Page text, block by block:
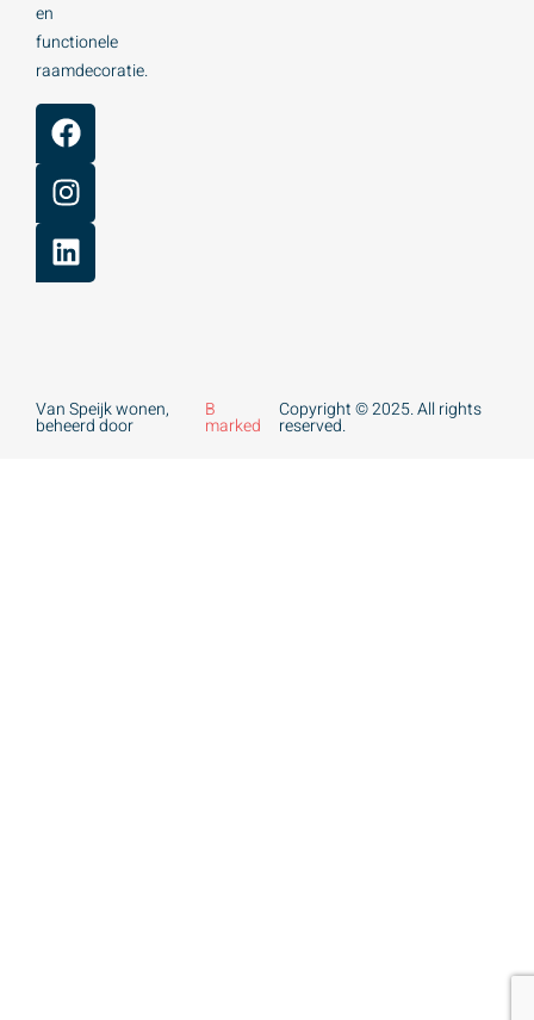
en
functionele
raamdecoratie.
Van Speijk wonen,
beheerd door
B
marked
Copyright © 2025. All rights
reserved.